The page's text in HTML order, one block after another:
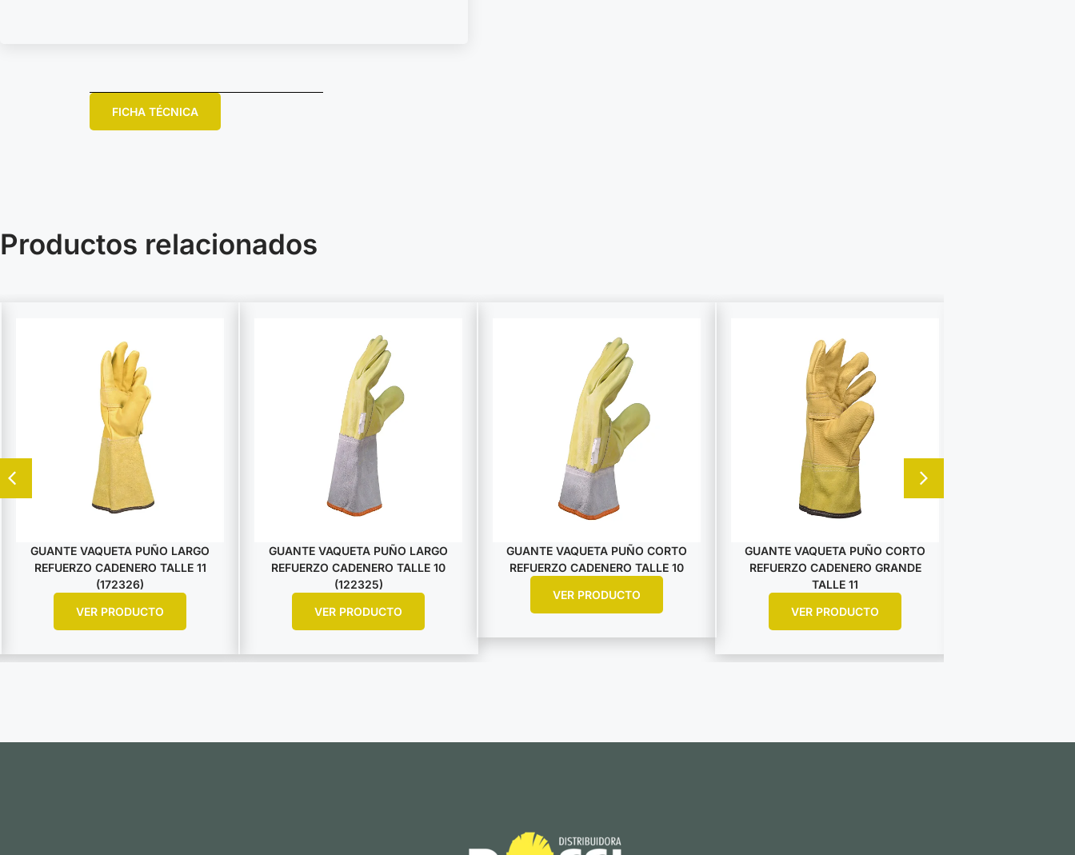
FICHA TÉCNICA
Productos relacionados
GUANTE VAQUETA PUÑO LARGO
REFUERZO CADENERO TALLE 11
(172326)
VER PRODUCTO
GUANTE VAQUETA PUÑO LARGO
REFUERZO CADENERO TALLE 10
(122325)
VER PRODUCTO
GUANTE VAQUETA PUÑO CORTO
REFUERZO CADENERO TALLE 10
VER PRODUCTO
GUANTE VAQUETA PUÑO CORTO
REFUERZO CADENERO GRANDE
TALLE 11
VER PRODUCTO